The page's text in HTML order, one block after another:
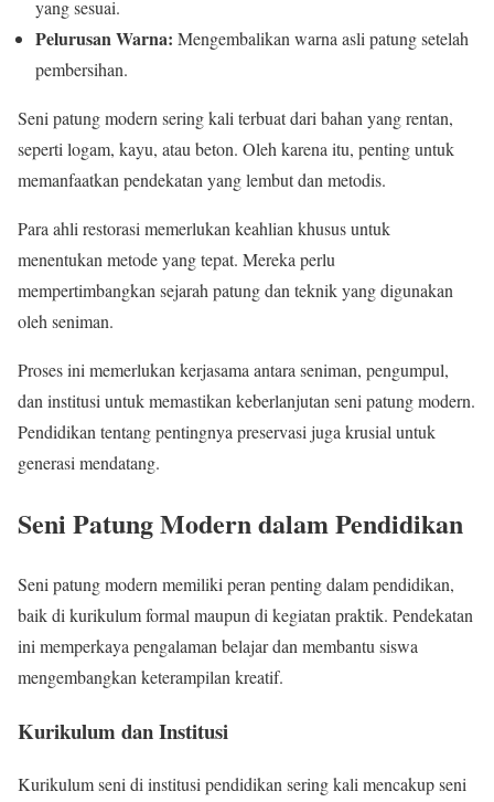
yang sesuai.
Pelurusan Warna: Mengembalikan warna asli patung setelah
pembersihan.
Seni patung modern sering kali terbuat dari bahan yang rentan,
seperti logam, kayu, atau beton. Oleh karena itu, penting untuk
memanfaatkan pendekatan yang lembut dan metodis.
Para ahli restorasi memerlukan keahlian khusus untuk
menentukan metode yang tepat. Mereka perlu
mempertimbangkan sejarah patung dan teknik yang digunakan
oleh seniman.
Proses ini memerlukan kerjasama antara seniman, pengumpul,
dan institusi untuk memastikan keberlanjutan seni patung modern.
Pendidikan tentang pentingnya preservasi juga krusial untuk
generasi mendatang.
Seni Patung Modern dalam Pendidikan
Seni patung modern memiliki peran penting dalam pendidikan,
baik di kurikulum formal maupun di kegiatan praktik. Pendekatan
ini memperkaya pengalaman belajar dan membantu siswa
mengembangkan keterampilan kreatif.
Kurikulum dan Institusi
Kurikulum seni di institusi pendidikan sering kali mencakup seni